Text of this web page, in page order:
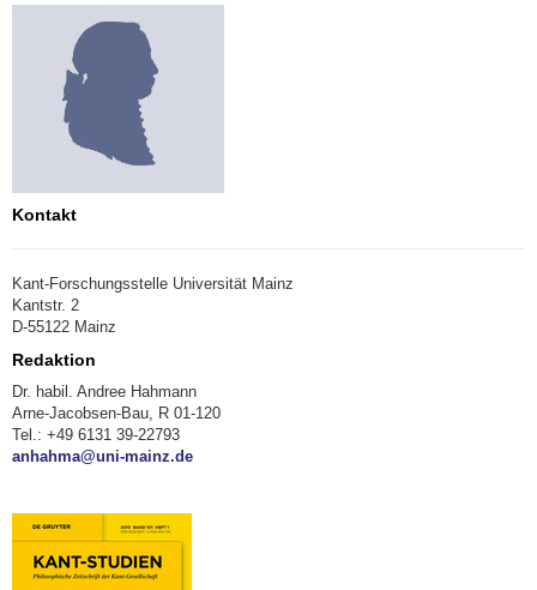
Kontakt
Kant-Forschungsstelle Universität Mainz
Kantstr. 2
D-55122 Mainz
Redaktion
Dr. habil. Andree Hahmann
Arne-Jacobsen-Bau, R 01-120
Tel.: +49 6131 39-22793
anhahma@uni-mainz.de